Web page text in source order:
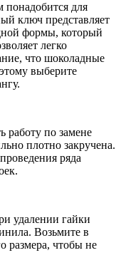
понадобится для
ключ представляет
формы, который
легко
что шоколадные
выберите
работу по замене
плотно закручена.
ряда
удалении гайки
Возьмите в
размера, чтобы не